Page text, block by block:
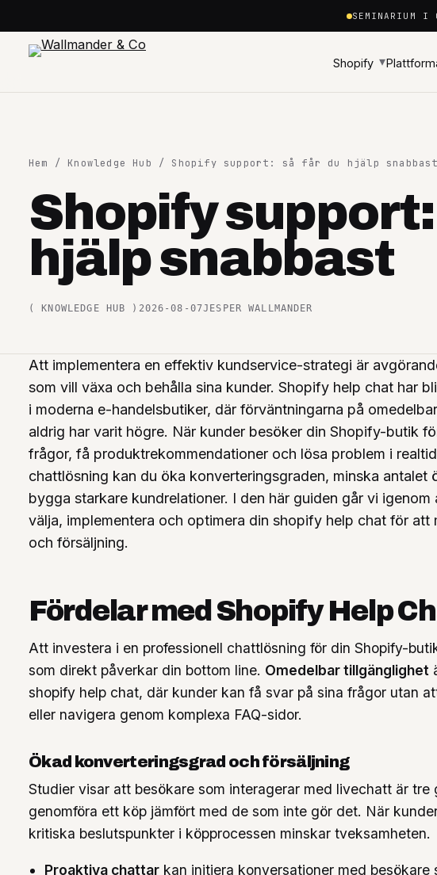
till
innehåll
SEMINARIUM I
Shopify ▾
Shopify +
Plattformar
Tjänster +
Knowledge Hub +
Hem / Knowledge Hub / Shopify support: så får du hjälp snabbast
Shopify support:
hjälp snabbast
( KNOWLEDGE HUB ) 2026-08-07JESPER WALLMANDER
Att implementera en effektiv kundservice-strategi är
som vill växa och behålla sina kunder. Shopify help chat har
i moderna e-handelsbutiker, där förväntningarna på
aldrig har varit högre. När kunder besöker din Shopify-butik
frågor, få produktrekommendationer och lösa problem i
chattlösning kan du öka konverteringsgraden, minska antalet
bygga starkare kundrelationer. I den här guiden går vi
välja, implementera och optimera din shopify help chat för att
och försäljning.
Fördelar med Shopify Help
Att investera i en professionell chattlösning för din Shopify-
som direkt påverkar din bottom line. Omedelbar tillgänglighet
shopify help chat, där kunder kan få svar på sina frågor utan
eller navigera genom komplexa FAQ-sidor.
Ökad konverteringsgrad och försäljning
Studier visar att besökare som interagerar med livechatt är tre
genomföra ett köp jämfört med de som inte gör det. När
kritiska beslutspunkter i köpprocessen minskar tveksamheten.
Proaktiva chattar kan initiera konversationer med besökare